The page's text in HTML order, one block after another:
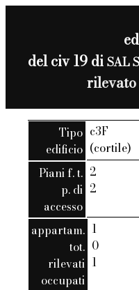
del civ 19 diSAL
Tipo
edificio
c3F
(cortile)
Piani f. t.
p. di
accesso
2
2
appartam.
tot.
rilevati
occupati
1
0
1